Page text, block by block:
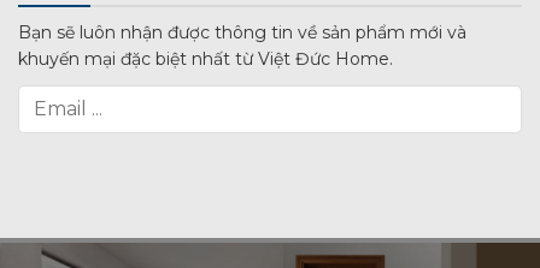
Bạn sẽ luôn nhận được thông tin về sản phẩm mới và
khuyến mại đặc biệt nhất từ Việt Đức Home.